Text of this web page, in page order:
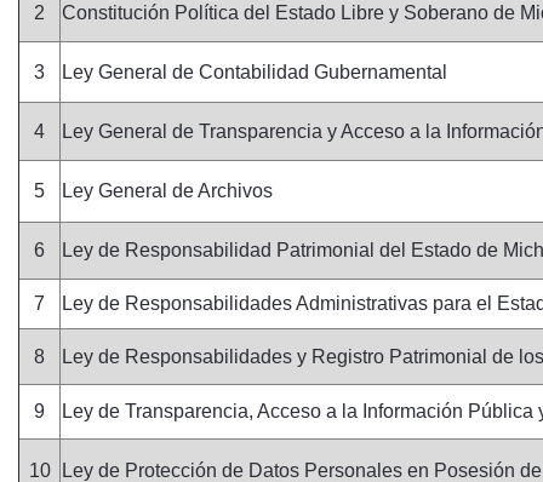
2 Constitución Política del Estado Libre y Soberano de
3 Ley General de Contabilidad Gubernamental
4 Ley General de Transparencia y Acceso a la
5 Ley General de Archivos
6 Ley de Responsabilidad Patrimonial del Estado de
7 Ley de Responsabilidades Administrativas para el
8 Ley de Responsabilidades y Registro Patrimonial de
9 Ley de Transparencia, Acceso a la Información
10 Ley de Protección de Datos Personales en Posesión